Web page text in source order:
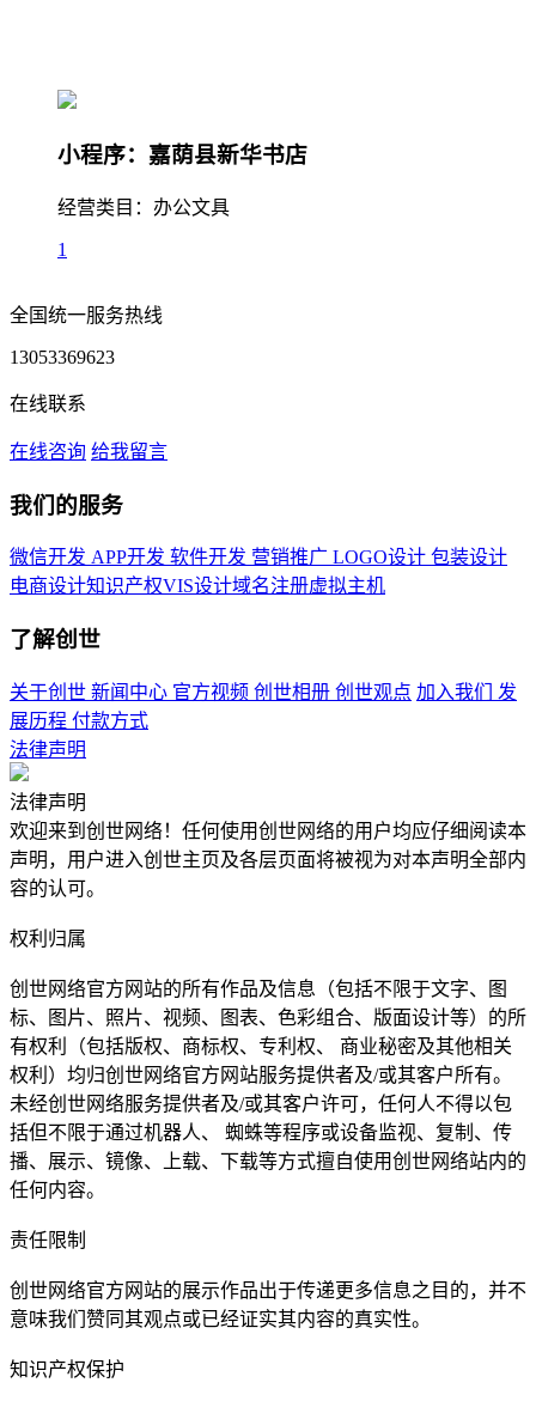
小程序：嘉荫县新华书店
经营类目：办公文具
1
全国统一服务热线
13053369623
在线联系
在线咨询 给我留言
我们的服务
微信开发 APP开发 软件开发 营销推广 LOGO设计 包装设计
电商设计知识产权VIS设计域名注册虚拟主机
了解创世
关于创世 新闻中心 官方视频 创世相册 创世观点 加入我们 发
展历程 付款方式
法律声明
法律声明
欢迎来到创世网络！任何使用创世网络的用户均应仔细阅读本
声明，用户进入创世主页及各层页面将被视为对本声明全部内
容的认可。
权利归属
创世网络官方网站的所有作品及信息（包括不限于文字、图
标、图片、照片、视频、图表、色彩组合、版面设计等）的所
有权利（包括版权、商标权、专利权、 商业秘密及其他相关
权利）均归创世网络官方网站服务提供者及/或其客户所有。
未经创世网络服务提供者及/或其客户许可，任何人不得以包
括但不限于通过机器人、 蜘蛛等程序或设备监视、复制、传
播、展示、镜像、上载、下载等方式擅自使用创世网络站内的
任何内容。
责任限制
创世网络官方网站的展示作品出于传递更多信息之目的，并不
意味我们赞同其观点或已经证实其内容的真实性。
知识产权保护